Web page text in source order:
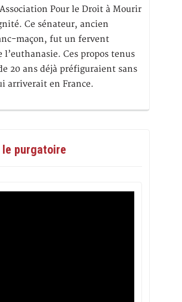
Pour le Droit à Mourir
Ce sénateur, ancien
maçon, fut un fervent
Ces propos tenus
20 ans déjà préfiguraient sans
arriverait en France.
purgatoire